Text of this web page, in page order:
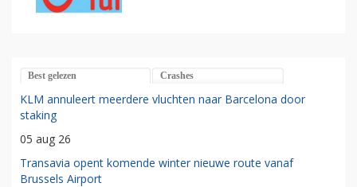
Best gelezen Crashes
KLM annuleert meerdere vluchten naar Barcelona door
staking
05 aug 26
Transavia opent komende winter nieuwe route vanaf
Brussels Airport